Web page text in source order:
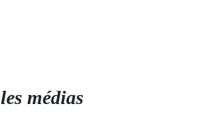
médias